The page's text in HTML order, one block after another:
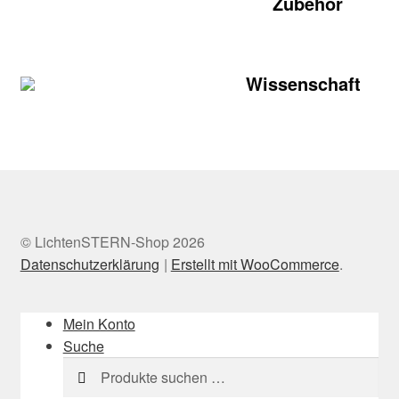
Wissenschaft
© LichtenSTERN-Shop 2026
Datenschutzerklärung
Erstellt mit WooCommerce.
Mein Konto
Suche
Suchen
nach:
Suchen